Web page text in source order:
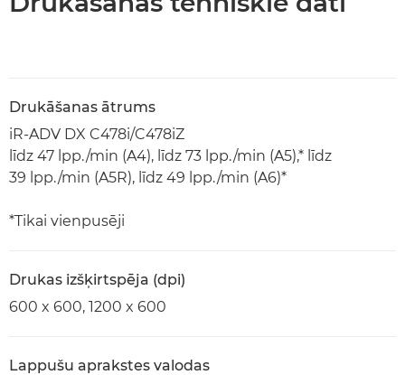
Drukāšanas ātrums
iR-ADV DX C478i/C478iZ
līdz 47 lpp./min (A4), līdz 73 lpp./min (A5),* līdz
39 lpp./min (A5R), līdz 49 lpp./min (A6)*
*Tikai vienpusēji
Drukas izšķirtspēja (dpi)
600 x 600, 1200 x 600
Lappušu aprakstes valodas